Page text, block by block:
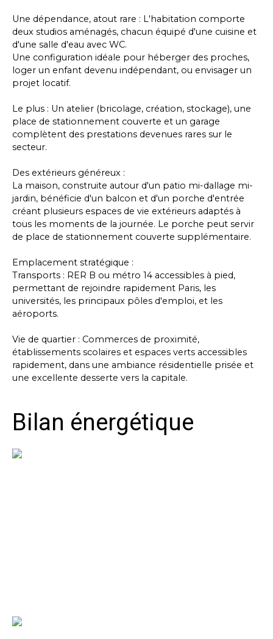
Une dépendance, atout rare : L'habitation comporte
deux studios aménagés, chacun équipé d'une cuisine et
d'une salle d'eau avec WC.
Une configuration idéale pour héberger des proches,
loger un enfant devenu indépendant, ou envisager un
projet locatif.
Le plus : Un atelier (bricolage, création, stockage), une
place de stationnement couverte et un garage
complètent des prestations devenues rares sur le
secteur.
Des extérieurs généreux :
La maison, construite autour d'un patio mi-dallage mi-
jardin, bénéficie d'un balcon et d'un porche d'entrée
créant plusieurs espaces de vie extérieurs adaptés à
tous les moments de la journée. Le porche peut servir
de place de stationnement couverte supplémentaire.
Emplacement stratégique :
Transports : RER B ou métro 14 accessibles à pied,
permettant de rejoindre rapidement Paris, les
universités, les principaux pôles d'emploi, et les
aéroports.
Vie de quartier : Commerces de proximité,
établissements scolaires et espaces verts accessibles
rapidement, dans une ambiance résidentielle prisée et
une excellente desserte vers la capitale.
Bilan énergétique